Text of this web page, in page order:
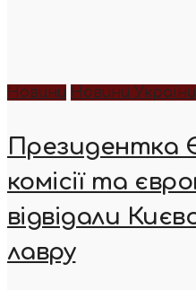
Новини Новини України
Президентка
комісії та
відвідали
лавру